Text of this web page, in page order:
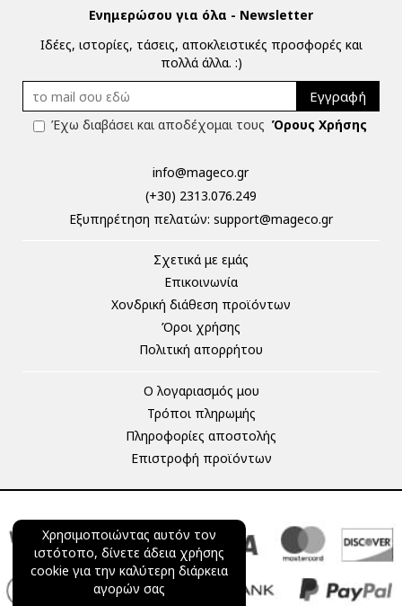
Χρησιμοποιώντας αυτόν τον
ιστότοπο, δίνετε άδεια χρήσης
cookie για την καλύτερη διάρκεια
αγορών σας
Ενημερώσου για όλα - Newsletter
Ιδέες, ιστορίες, τάσεις, αποκλειστικές προσφορές και
πολλά άλλα. :)
Εγγραφή
Έχω διαβάσει και αποδέχομαι τους Όρους Χρήσης
info@mageco.gr
(+30) 2313.076.249
Eξυπηρέτηση πελατών: support@mageco.gr
Σχετικά με εμάς
Επικοινωνία
Χονδρική διάθεση προϊόντων
Όροι χρήσης
Πολιτική απορρήτου
Ο λογαριασμός μου
Τρόποι πληρωμής
Πληροφορίες αποστολής
Επιστροφή προϊόντων